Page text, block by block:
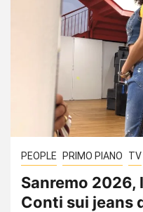
PEOPLE PRIMO PIANO TV
Sanremo
Conti sui jeans